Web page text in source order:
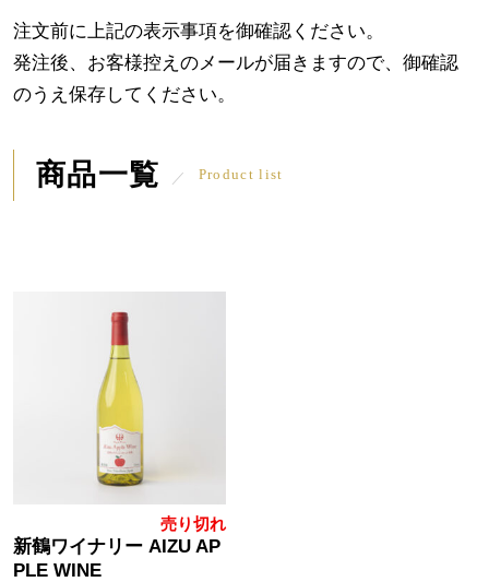
注文前に上記の表示事項を御確認ください。
発注後、お客様控えのメールが届きますので、御確認
のうえ保存してください。
商品一覧 Product list
売り切れ
新鶴ワイナリー AIZU AP
PLE WINE